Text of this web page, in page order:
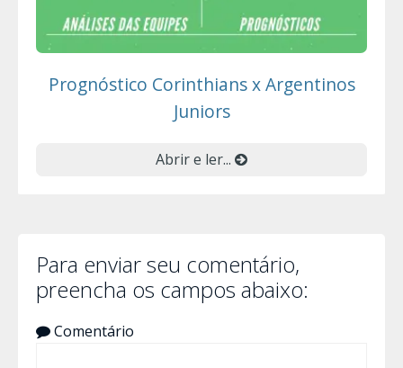
Prognóstico Corinthians x Argentinos
Juniors
Abrir e ler...
Para enviar seu comentário,
preencha os campos abaixo:
Comentário